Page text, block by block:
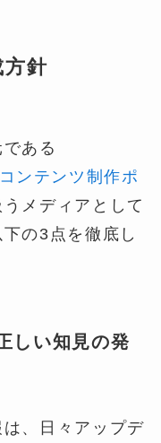
針
ある
コンテンツ制作ポ
メディアとして
の3点を徹底し
しい知見の発
、日々アップデ